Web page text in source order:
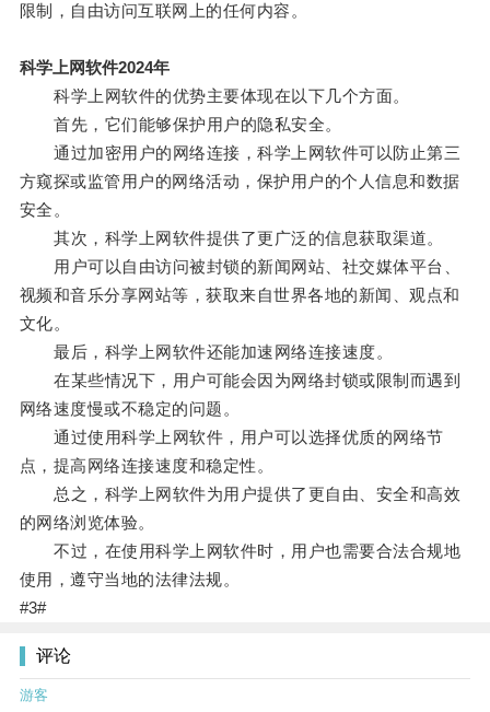
限制，自由访问互联网上的任何内容。
科学上网软件2024年
科学上网软件的优势主要体现在以下几个方面。
首先，它们能够保护用户的隐私安全。
通过加密用户的网络连接，科学上网软件可以防止第三
方窥探或监管用户的网络活动，保护用户的个人信息和数据
安全。
其次，科学上网软件提供了更广泛的信息获取渠道。
用户可以自由访问被封锁的新闻网站、社交媒体平台、
视频和音乐分享网站等，获取来自世界各地的新闻、观点和
文化。
最后，科学上网软件还能加速网络连接速度。
在某些情况下，用户可能会因为网络封锁或限制而遇到
网络速度慢或不稳定的问题。
通过使用科学上网软件，用户可以选择优质的网络节
点，提高网络连接速度和稳定性。
总之，科学上网软件为用户提供了更自由、安全和高效
的网络浏览体验。
不过，在使用科学上网软件时，用户也需要合法合规地
使用，遵守当地的法律法规。
#3#
评论
游客